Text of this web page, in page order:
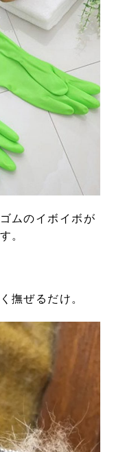
ムのイボイボが
。
撫ぜるだけ。